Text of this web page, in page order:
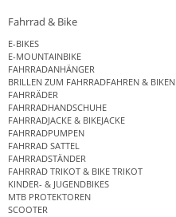
Fahrrad & Bike
E-BIKES
E-MOUNTAINBIKE
FAHRRADANHÄNGER
BRILLEN ZUM FAHRRADFAHREN & BIKEN
FAHRRÄDER
FAHRRADHANDSCHUHE
FAHRRADJACKE & BIKEJACKE
FAHRRADPUMPEN
FAHRRAD SATTEL
FAHRRADSTÄNDER
FAHRRAD TRIKOT & BIKE TRIKOT
KINDER- & JUGENDBIKES
MTB PROTEKTOREN
SCOOTER